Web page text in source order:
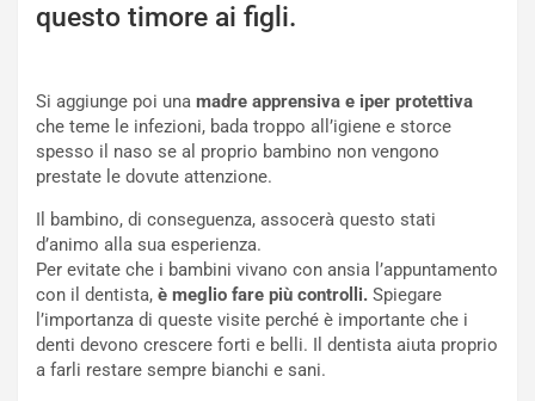
questo timore ai figli.
Si aggiunge poi una madre apprensiva e iper protettiva
che teme le infezioni, bada troppo all’igiene e storce
spesso il naso se al proprio bambino non vengono
prestate le dovute attenzione.
Il bambino, di conseguenza, assocerà questo stati
d’animo alla sua esperienza.
Per evitate che i bambini vivano con ansia l’appuntamento
con il dentista, è meglio fare più controlli. Spiegare
l’importanza di queste visite perché è importante che i
denti devono crescere forti e belli. Il dentista aiuta proprio
a farli restare sempre bianchi e sani.